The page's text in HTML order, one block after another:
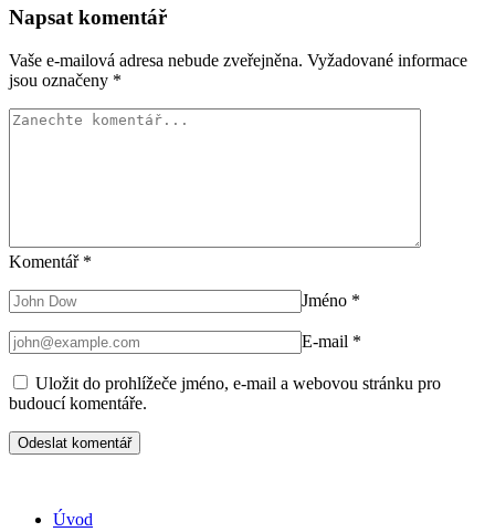
Napsat komentář
Vaše e-mailová adresa nebude zveřejněna. Vyžadované informace
jsou označeny *
Komentář *
Jméno *
E-mail *
Uložit do prohlížeče jméno, e-mail a webovou stránku pro
budoucí komentáře.
Úvod